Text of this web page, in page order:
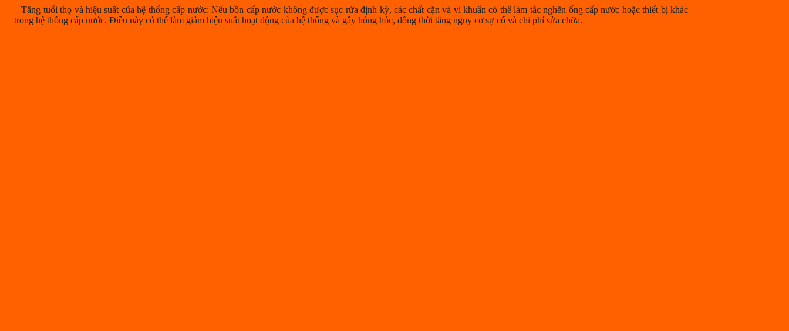
– Tăng tuổi thọ và hiệu suất của hệ thống cấp nước: Nếu bồn cấp nước không được sục rửa định kỳ, các chất cặn và vi khuẩn có thể làm tắc nghẽn ống cấp nước hoặc thiết bị khác
trong hệ thống cấp nước. Điều này có thể làm giảm hiệu suất hoạt động của hệ thống và gây hỏng hóc, đồng thời tăng nguy cơ sự cố và chi phí sửa chữa.